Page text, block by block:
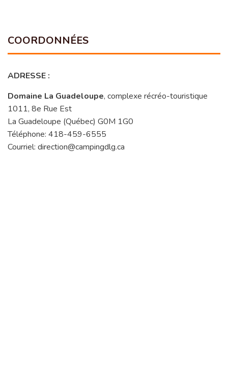
COORDONNÉES
ADRESSE :
Domaine La Guadeloupe, complexe récréo-touristique
1011, 8e Rue Est
La Guadeloupe (Québec) G0M 1G0
Téléphone: 418-459-6555
Courriel: direction@campingdlg.ca